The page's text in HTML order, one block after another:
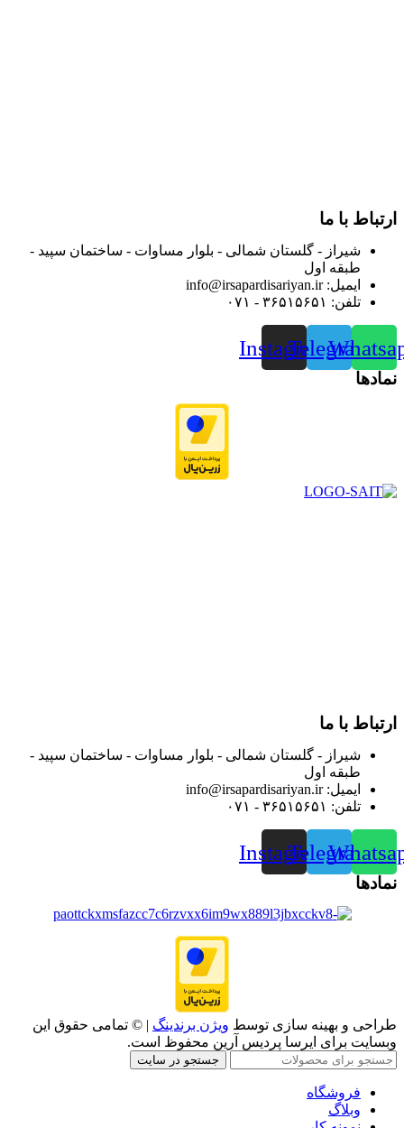
ارتباط با ما
شیراز - گلستان شمالی - بلوار مساوات - ساختمان سپید -
طبقه اول
ایمیل: info@irsapardisariyan.ir
تلفن: ۳۶۵۱۵۶۵۱ - ۰۷۱
Telegram
Instagram
نمادها
ارتباط با ما
شیراز - گلستان شمالی - بلوار مساوات - ساختمان سپید -
طبقه اول
ایمیل: info@irsapardisariyan.ir
تلفن: ۳۶۵۱۵۶۵۱ - ۰۷۱
Telegram
Instagram
نمادها
طراحی و بهینه سازی توسط ویژن برندینگ | © تمامی حقوق این
وبسایت برای ایرسا پردیس آرین محفوظ است.
جستجو در سایت
فروشگاه
وبلاگ